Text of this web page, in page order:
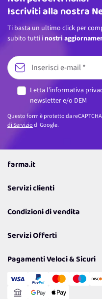
Iscriviti alla nostra
Ti basta un ultimo click per
subito tutti i nostri
Letta l’informativa
newsletter e/o DEM
Questo form è protetto da
di Serviziodi Google.
farma.it
Coupon
Lavora con noi
Politiche per la parità di genere
Servizi clienti
Richiamami
Resi
Condizioni di vendita
Spedizioni
Cookie Policy
Gestisci Cookie
Servizi Offerti
Reso Facile e Veloce
Pagamenti Veloci & Sicuri